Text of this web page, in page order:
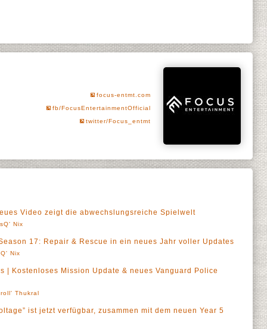
focus-entmt.com
fb/FocusEntertainmentOfficial
twitter/Focus_entmt
Video zeigt die abwechslungsreiche Spielwelt
Nix
17: Repair & Rescue in ein neues Jahr voller Updates
Nix
| Kostenloses Mission Update & neues Vanguard Police
Thukral
ist jetzt verfügbar, zusammen mit dem neuen Year 5